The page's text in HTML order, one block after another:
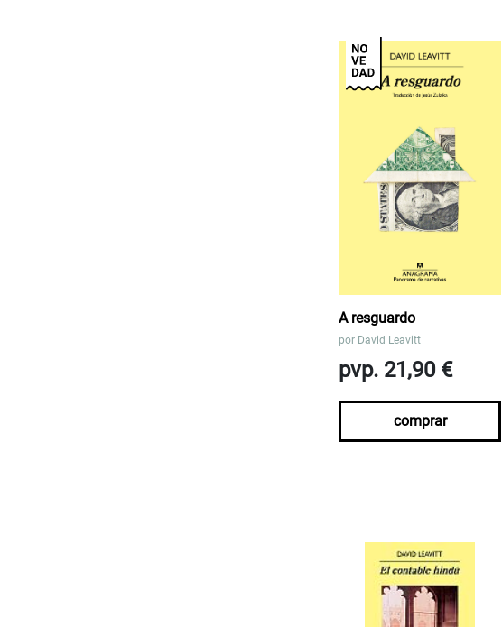
A resguardo
por David Leavitt
pvp. 21,90 €
comprar